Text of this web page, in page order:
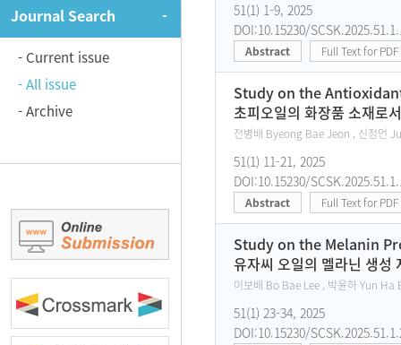
Journal Search
- Current issue
- All issue
- Archive
51(1) 1-9, 2025
DOI:10.15230/
Abstract Full Text for PDF
Study on the
초피오일의 화장품 소재로
전병배 Byeong Bae Jeon , 신정언
51(1) 11-21, 2025
DOI:10.15230/
Abstract Full Text for PDF
Study on the Melanin
유자씨 오일의 멜라닌 생성
이보배 Bo Bae Lee , 박윤하 Yun
51(1) 23-34, 2025
DOI:10.15230/